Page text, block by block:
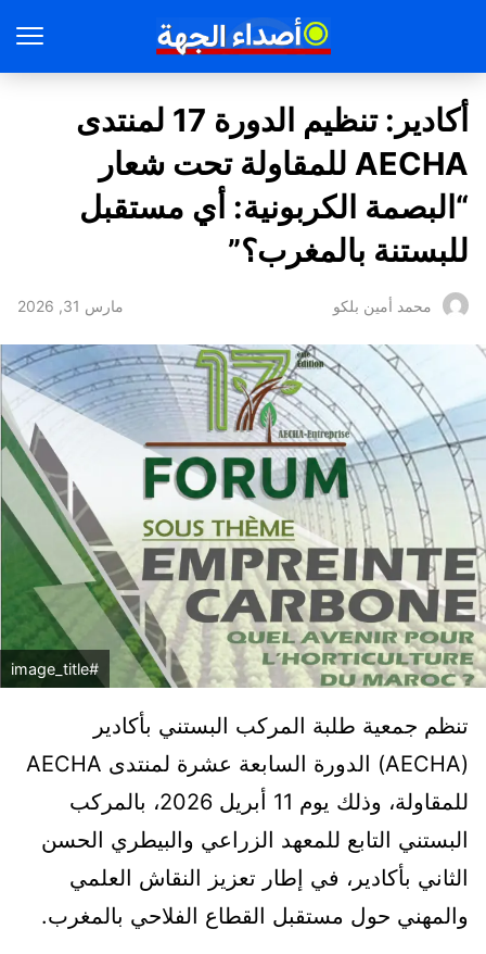
أكادير: تنظيم الدورة 17 لمنتدى
AECHA للمقاولة تحت شعار
“البصمة الكربونية: أي مستقبل
للبستنة بالمغرب؟”
محمد أمين بلكو مارس 31, 2026
#image_title
تنظم جمعية طلبة المركب البستني بأكادير
(AECHA) الدورة السابعة عشرة لمنتدى AECHA
للمقاولة، وذلك يوم 11 أبريل 2026، بالمركب
البستني التابع للمعهد الزراعي والبيطري الحسن
الثاني بأكادير، في إطار تعزيز النقاش العلمي
والمهني حول مستقبل القطاع الفلاحي بالمغرب.